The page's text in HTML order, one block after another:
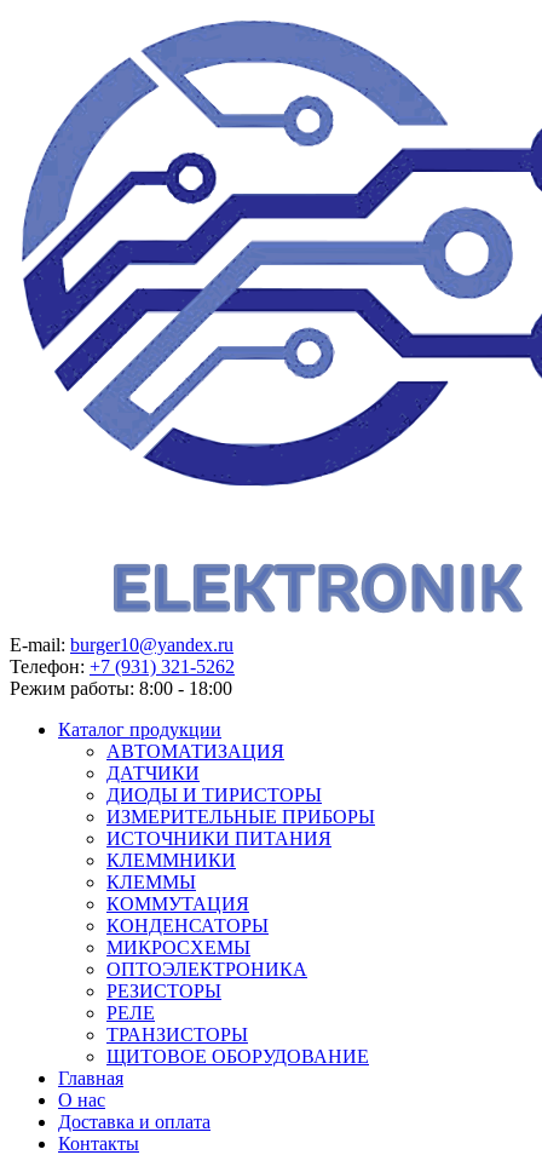
E-mail: burger10@yandex.ru
Телефон: +7 (931) 321-5262
Режим работы: 8:00 - 18:00
Каталог продукции
АВТОМАТИЗАЦИЯ
ДАТЧИКИ
ДИОДЫ И ТИРИСТОРЫ
ИЗМЕРИТЕЛЬНЫЕ ПРИБОРЫ
ИСТОЧНИКИ ПИТАНИЯ
КЛЕММНИКИ
КЛЕММЫ
КОММУТАЦИЯ
КОНДЕНСАТОРЫ
МИКРОСХЕМЫ
ОПТОЭЛЕКТРОНИКА
РЕЗИСТОРЫ
РЕЛЕ
ТРАНЗИСТОРЫ
ЩИТОВОЕ ОБОРУДОВАНИЕ
Главная
О нас
Доставка и оплата
Контакты